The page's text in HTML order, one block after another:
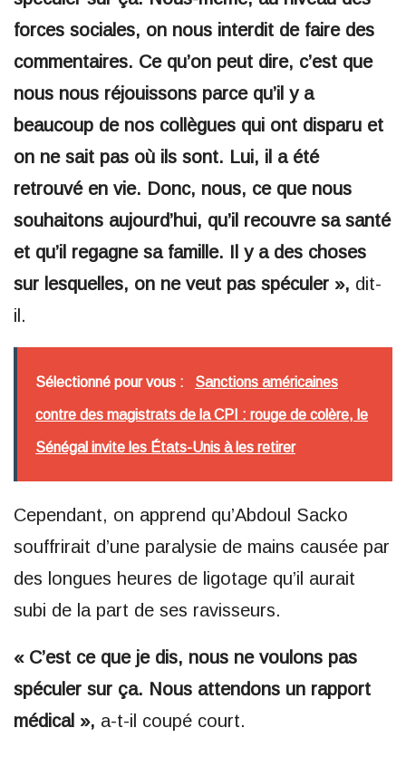
forces sociales, on nous interdit de faire des
commentaires. Ce qu’on peut dire, c’est que
nous nous réjouissons parce qu’il y a
beaucoup de nos collègues qui ont disparu et
on ne sait pas où ils sont. Lui, il a été
retrouvé en vie. Donc, nous, ce que nous
souhaitons aujourd’hui, qu’il recouvre sa santé
et qu’il regagne sa famille. Il y a des choses
sur lesquelles, on ne veut pas spéculer », dit-
il.
Sélectionné pour vous : Sanctions américaines
contre des magistrats de la CPI : rouge de colère, le
Sénégal invite les États-Unis à les retirer
Cependant, on apprend qu’Abdoul Sacko
souffrirait d’une paralysie de mains causée par
des longues heures de ligotage qu’il aurait
subi de la part de ses ravisseurs.
« C’est ce que je dis, nous ne voulons pas
spéculer sur ça. Nous attendons un rapport
médical », a-t-il coupé court.